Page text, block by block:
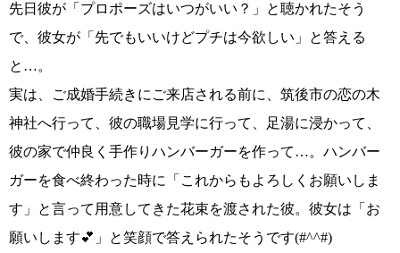
先日彼が 「プロポーズはいつがいい？」
と聴かれたそう
で、彼女が 「先でもいいけどプチは今欲しい」
と答える
と…。
実は、ご成婚手続きにご来店される前に、筑後市の恋の木
神社へ行って、彼の職場見学に行って、足湯に浸かって、
彼の家で仲良く手作りハンバーガーを作って…。ハンバー
ガーを食べ終わった時に
「これからもよろしくお願いしま
す」
と言って用意してきた花束を渡された彼。彼女は 「お
願いします💕」
と笑顔で答えられたそうです(#^^#)